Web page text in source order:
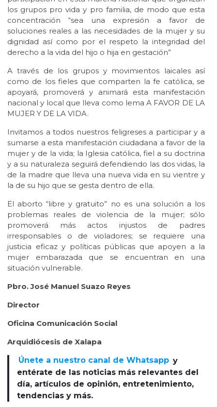
los grupos pro vida y pro familia, de modo que esta
concentración “sea una expresión a favor de
soluciones reales a las necesidades de la mujer y su
dignidad así como por el respeto la integridad del
derecho a la vida del hijo o hija en gestación”
A través de los grupos y movimientos laicales así
como de los fieles que comparten la fe católica, se
apoyará, promoverá y animará esta manifestación
nacional y local que lleva como lema A FAVOR DE LA
MUJER Y DE LA VIDA.
Invitamos a todos nuestros feligreses a participar y a
sumarse a esta manifestación ciudadana a favor de la
mujer y de la vida; la Iglesia católica, fiel a su doctrina
y a su naturaleza seguirá defendiendo las dos vidas, la
de la madre que lleva una nueva vida en su vientre y
la de su hijo que se gesta dentro de ella.
El aborto “libre y gratuito” no es una solución a los
problemas reales de violencia de la mujer; sólo
promoverá más actos injustos de padres
irresponsables o de violadores; se requiere una
justicia eficaz y políticas públicas que apoyen a la
mujer embarazada que se encuentran en una
situación vulnerable.
Pbro. José Manuel Suazo Reyes
Director
Oficina Comunicación Social
Arquidiócesis de Xalapa
Únete a nuestro canal de Whatsapp y
entérate de las noticias más relevantes del
día, artículos de opinión, entretenimiento,
tendencias y más.